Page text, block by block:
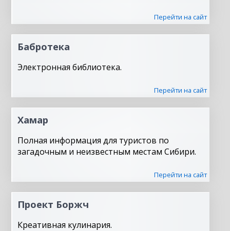
Перейти на сайт
Бабротека
Электронная библиотека.
Перейти на сайт
Хамар
Полная информация для туристов по
загадочным и неизвестным местам Сибири.
Перейти на сайт
Проект Боржч
Креативная кулинария.